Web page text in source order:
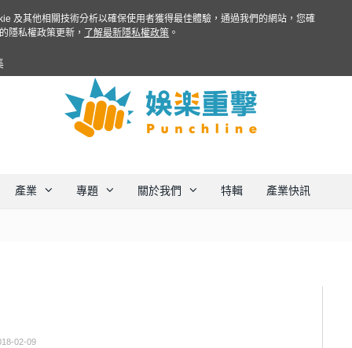
產業 專題 關於我們 特輯 產業快訊
02-09
及其他相關技術分析以確保使用者獲得最佳體驗，通過我們的網站，您確
隱私權政策更新，
了解最新隱私權政策 。